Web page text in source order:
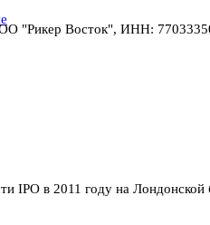
"Рикер Восток", ИНН:
IPO в 2011 году на Лондонской